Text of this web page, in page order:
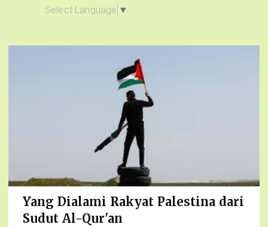
Select Language ▼
Yang Dialami Rakyat Palestina dari
Sudut Al-Qur'an